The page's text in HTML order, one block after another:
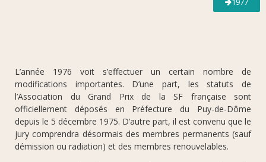
L’année 1976 voit s’effectuer un certain nombre de
modifications importantes. D’une part, les statuts de
l’Association du Grand Prix de la SF française sont
officiellement déposés en Préfecture du Puy-de-Dôme
depuis le 5 décembre 1975. D’autre part, il est convenu que le
jury comprendra désormais des membres permanents (sauf
démission ou radiation) et des membres renouvelables.